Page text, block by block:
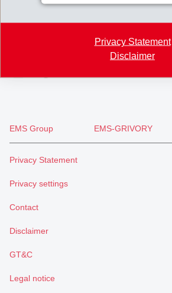
Privacy Statement
Disclaimer
+41 71 466 43 00
EMS Group EMS-GRIVORY
Privacy Statement
Privacy settings
Contact
Disclaimer
GT&C
Legal notice